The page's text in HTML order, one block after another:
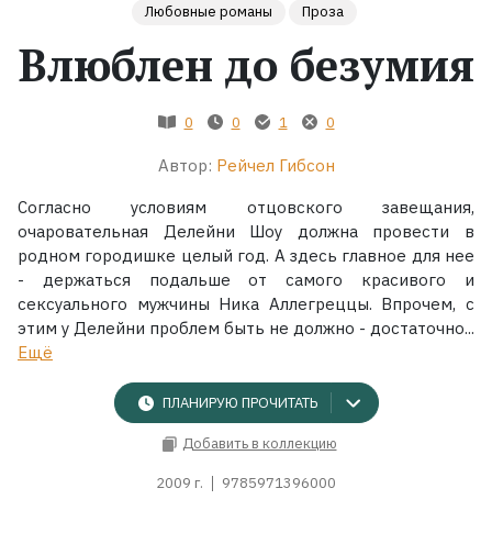
Коллекции
Любовные романы Проза
Влюблен до безумия
0 0 1 0
Автор: Рейчел Гибсон
Согласно условиям отцовского завещания,
очаровательная Делейни Шоу должна провести в
родном городишке целый год. А здесь главное для нее
- держаться подальше от самого красивого и
сексуального мужчины Ника Аллегреццы. Впрочем, с
этим у Делейни проблем быть не должно - достаточно...
Ещё
ПЛАНИРУЮ ПРОЧИТАТЬ
Добавить в коллекцию
2009 г. 9785971396000